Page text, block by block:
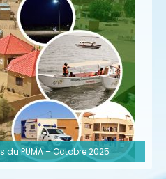
PUMA – Octobre 2025